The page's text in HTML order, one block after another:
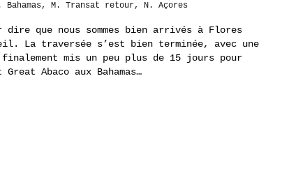
Bahamas, M. Transat retour, N. Açores
dire que nous sommes bien arrivés à Flores
La traversée s’est bien terminée, avec une
mis un peu plus de 15 jours pour
Abaco aux Bahamas…